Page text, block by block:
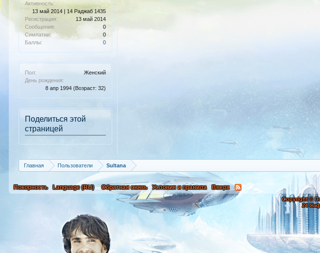
Активность:
13 май 2014 | 14 Раджаб 1435
Регистрация:
13 май 2014
Сообщения:
0
Симпатии:
0
Баллы:
0
Пол:
Женский
День рождения:
8 апр 1994 (Возраст: 32)
Поделиться этой
страницей
Главная Пользователи Sultana
Покорность Language (RU) Обратная связь Условия и правила Вверх
Copyright ©
24